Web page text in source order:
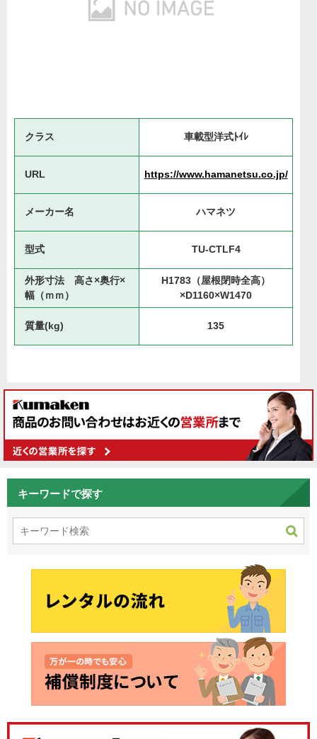
クラス 車載型洋式ﾄｲﾚ
URL https://www.hamanetsu.co.jp/
メーカー名 ハマネツ
型式 TU-CTLF4
外形寸法 高さ×奥行×
幅（ｍｍ）
H1783（屋根閉時全高）
×D1160×W1470
質量(kg) 135
キーワードで探す